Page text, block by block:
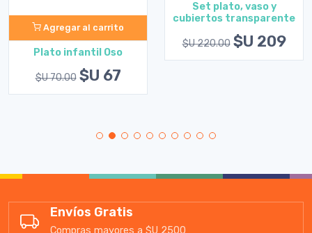
Agregar al carrito
Plato infantil Oso
$U 70.00 $U 67
Set plato, vaso y
cubiertos transparente
$U 220.00 $U 209
Envíos Gratis